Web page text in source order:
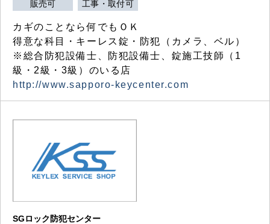
販売可 工事・取付可
カギのことなら何でもＯＫ
得意な科目・キーレス錠・防犯（カメラ、ベル）
※総合防犯設備士、防犯設備士、錠施工技師（1
級・2級・3級）のいる店
http://www.sapporo-keycenter.com
SGロック防犯センター